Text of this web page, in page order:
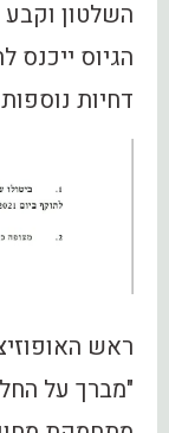
השלטון וקבע
דחיות
ראש
"מברך על